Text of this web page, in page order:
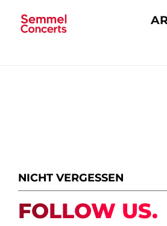
NICHT VERGESSEN
FOLLOW US.